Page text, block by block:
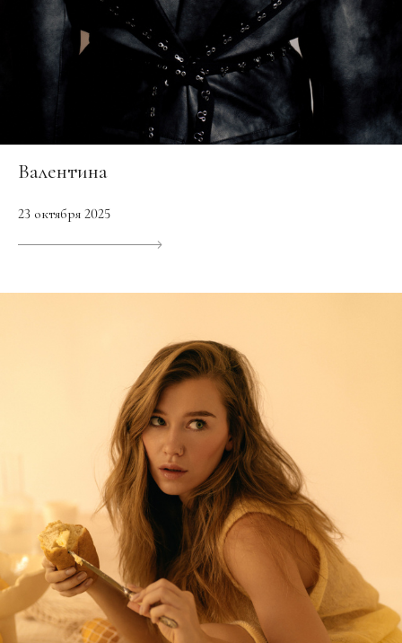
Валентина
23 октября 2025